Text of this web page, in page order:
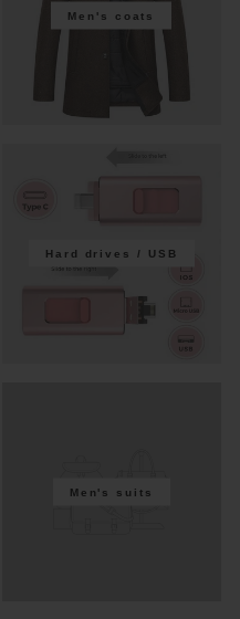
Men's coats
Hard drives / USB
Men's suits